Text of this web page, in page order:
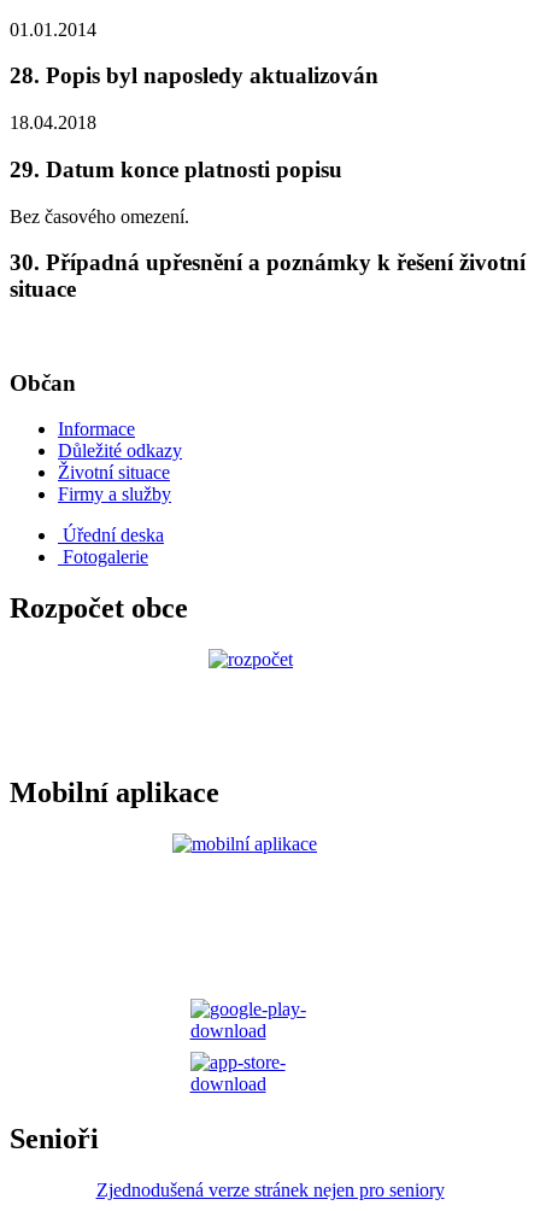
01.01.2014
28. Popis byl naposledy aktualizován
18.04.2018
29. Datum konce platnosti popisu
Bez časového omezení.
30. Případná upřesnění a poznámky k řešení životní
situace
Občan
Informace
Důležité odkazy
Životní situace
Firmy a služby
Úřední deska
Fotogalerie
Rozpočet obce
Mobilní aplikace
Senioři
Zjednodušená verze stránek nejen pro seniory